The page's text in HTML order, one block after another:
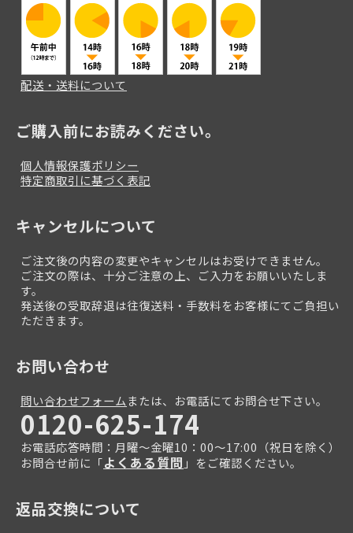
配送・送料について
ご購入前にお読みください。
個人情報保護ポリシー
特定商取引に基づく表記
キャンセルについて
ご注文後の内容の変更やキャンセルはお受けできません。
ご注文の際は、十分ご注意の上、ご入力をお願いいたしま
す。
発送後の受取辞退は往復送料・手数料をお客様にてご負担い
ただきます。
お問い合わせ
問い合わせフォームまたは、お電話にてお問合せ下さい。
0120-625-174
お電話応答時間：月曜～金曜10：00～17:00（祝日を除く）
お問合せ前に「よくある質問 」をご確認ください。
返品交換について